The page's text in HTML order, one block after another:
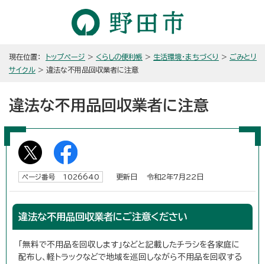
現在位置： トップページ > くらしの便利帳 > 生活環境・まちづくり > ごみとリ
サイクル > 違法な不用品回収業者に注意
違法な不用品回収業者に注意
ページ番号 1026640 更新日 令和2年7月22日
違法な不用品回収業者にご注意ください
「無料で不用品を回収します」などと記載したチラシを各家庭に
配布し、軽トラックなどで地域を巡回しながら不用品を回収する